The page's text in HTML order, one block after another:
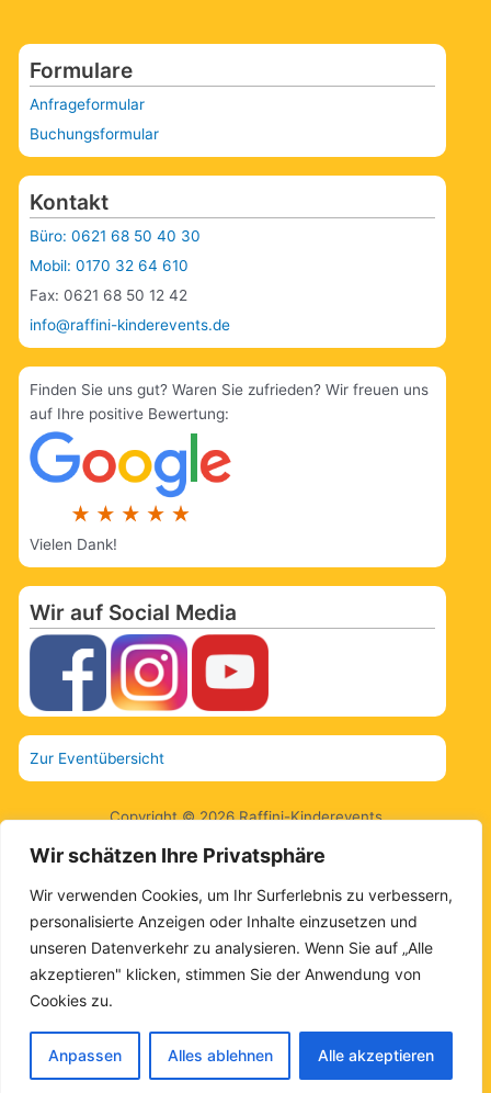
Wir schätzen Ihre Privatsphäre
Wir verwenden Cookies, um Ihr Surferlebnis zu verbessern,
personalisierte Anzeigen oder Inhalte einzusetzen und
unseren Datenverkehr zu analysieren. Wenn Sie auf „Alle
akzeptieren" klicken, stimmen Sie der Anwendung von
Cookies zu.
Anpassen Alles ablehnen Alle akzeptieren
Formulare
Anfrageformular
Buchungsformular
Kontakt
Büro: 0621 68 50 40 30
Mobil: 0170 32 64 610
Fax: 0621 68 50 12 42
info@raffini-kinderevents.de
Finden Sie uns gut? Waren Sie zufrieden? Wir freuen uns
auf Ihre positive Bewertung:
Vielen Dank!
Wir auf Social Media
Zur Eventübersicht
Copyright © 2026 Raffini-Kinderevents
AGBs.
Impressum
Sitemap